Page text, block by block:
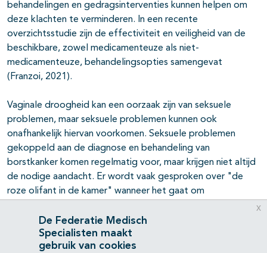
behandelingen en gedragsinterventies kunnen helpen om
deze klachten te verminderen. In een recente
overzichtsstudie zijn de effectiviteit en veiligheid van de
beschikbare, zowel medicamenteuze als niet-
medicamenteuze, behandelingsopties samengevat
(Franzoi, 2021).
Vaginale droogheid kan een oorzaak zijn van seksuele
problemen, maar seksuele problemen kunnen ook
onafhankelijk hiervan voorkomen. Seksuele problemen
gekoppeld aan de diagnose en behandeling van
borstkanker komen regelmatig voor, maar krijgen niet altijd
de nodige aandacht. Er wordt vaak gesproken over "de
roze olifant in de kamer" wanneer het gaat om
het lichaamsbeeld door behandelingen van de borst(en)
kunnen daarbij een rol spelen.
De Federatie Medisch
Specialisten maakt
gebruik van cookies
x